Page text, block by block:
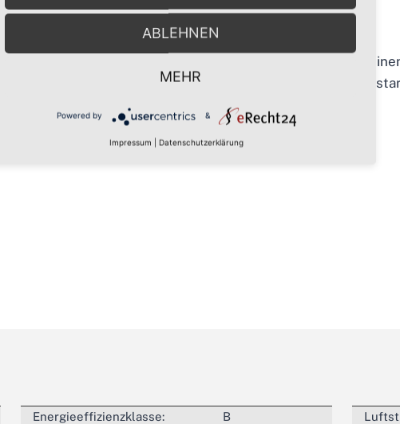
Design
Metallfettfilter -
Das Herzstück ist ein
Energieeffizienzklasse: B
ABLEHNEN
MEHR
Powered by &
Impressum | Datenschutzerklärung